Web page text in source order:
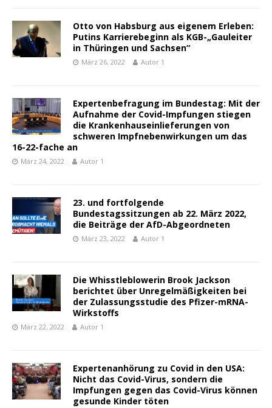
Otto von Habsburg aus eigenem Erleben:
Putins Karrierebeginn als KGB-„Gauleiter
in Thüringen und Sachsen“
März 26, 2022 Autor 1
Expertenbefragung im Bundestag: Mit der
Aufnahme der Covid-Impfungen stiegen
die Krankenhauseinlieferungen von
schweren Impfnebenwirkungen um das
16-22-fache an
März 24, 2022 Autor 1
23. und fortfolgende
Bundestagssitzungen ab 22. März 2022,
die Beiträge der AfD-Abgeordneten
März 23, 2022 Autor 1
Die Whisstleblowerin Brook Jackson
berichtet über Unregelmäßigkeiten bei
der Zulassungsstudie des Pfizer-mRNA-
Wirkstoffs
März 22, 2022 Autor 1
Expertenanhörung zu Covid in den USA:
Nicht das Covid-Virus, sondern die
Impfungen gegen das Covid-Virus können
gesunde Kinder töten